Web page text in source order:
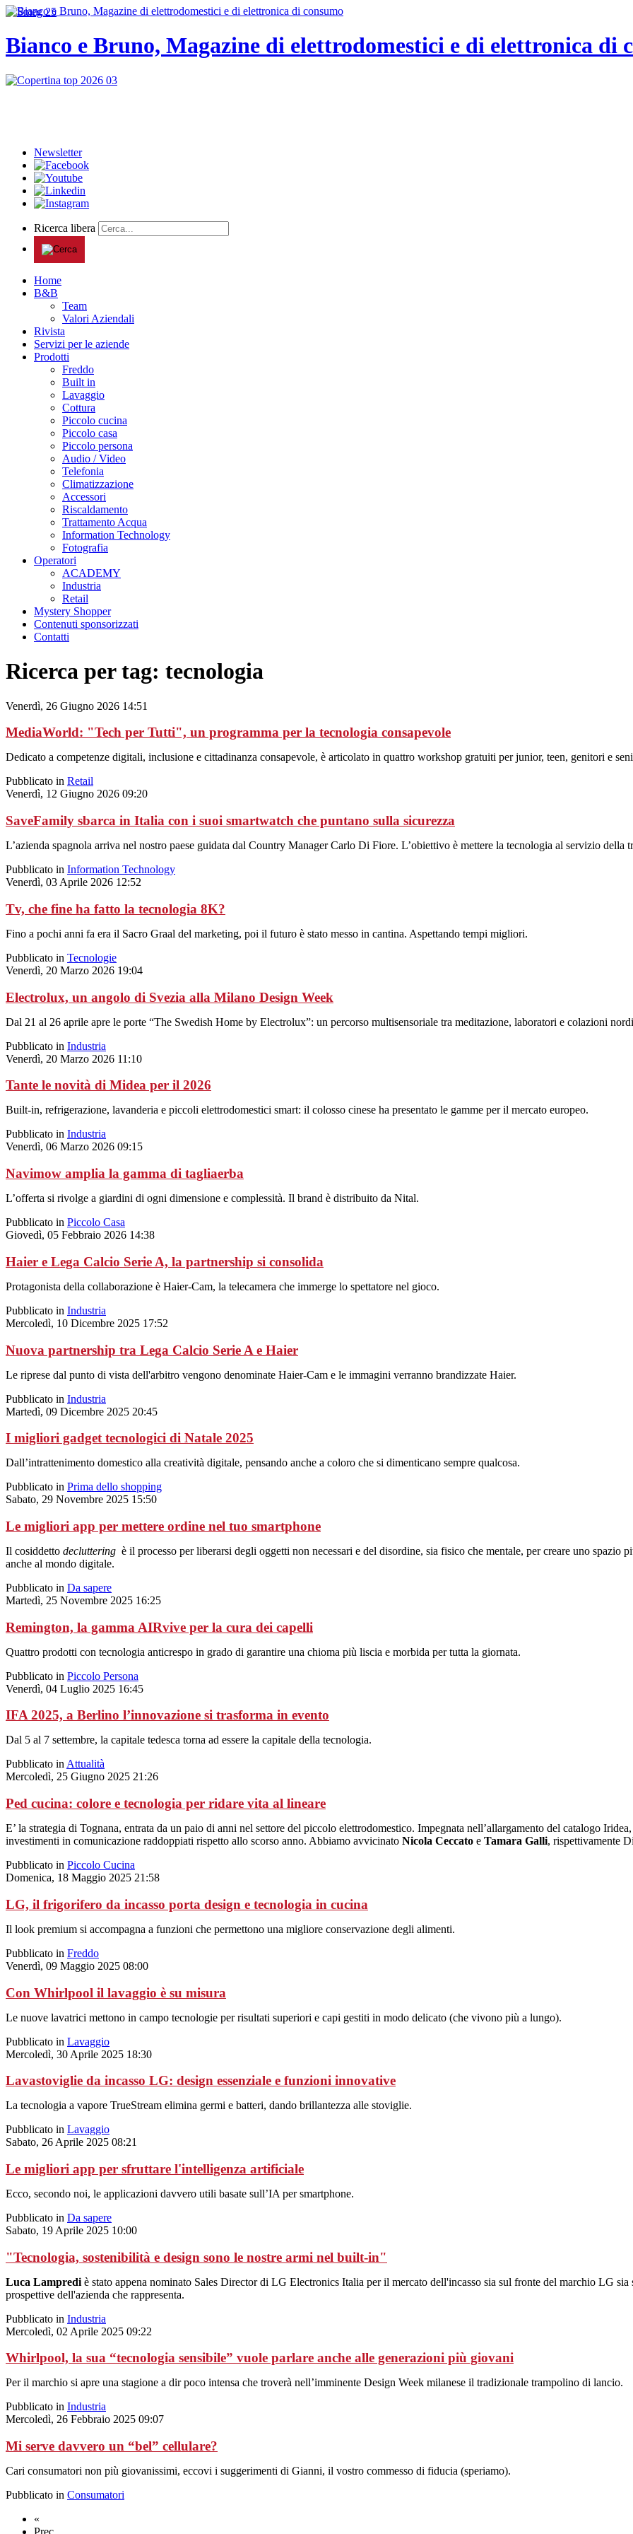
Bianco e Bruno, Magazine di elettrodomestici e di elettronica di
Newsletter
Ricerca libera
Home
B&B
Team
Valori Aziendali
Rivista
Servizi per le aziende
Prodotti
Freddo
Built in
Lavaggio
Cottura
Piccolo cucina
Piccolo casa
Piccolo persona
Audio / Video
Telefonia
Climatizzazione
Accessori
Riscaldamento
Trattamento Acqua
Information Technology
Fotografia
Operatori
ACADEMY
Industria
Retail
Mystery Shopper
Contenuti sponsorizzati
Contatti
Ricerca per tag: tecnologia
Venerdì, 26 Giugno 2026 14:51
MediaWorld: "Tech per Tutti", un programma per la tecnologia consapevole
Dedicato a competenze digitali, inclusione e cittadinanza consapevole, è articolato in quattro workshop gratuiti per junior, teen, genitori e
Pubblicato in Retail
Venerdì, 12 Giugno 2026 09:20
SaveFamily sbarca in Italia con i suoi smartwatch che puntano sulla sicurezza
L’azienda spagnola arriva nel nostro paese guidata dal Country Manager Carlo Di Fiore. L’obiettivo è mettere la tecnologia al servizio
Pubblicato in Information Technology
Venerdì, 03 Aprile 2026 12:52
Tv, che fine ha fatto la tecnologia 8K?
Fino a pochi anni fa era il Sacro Graal del marketing, poi il futuro è stato messo in cantina. Aspettando tempi migliori.
Pubblicato in Tecnologie
Venerdì, 20 Marzo 2026 19:04
Electrolux, un angolo di Svezia alla Milano Design Week
Dal 21 al 26 aprile apre le porte “The Swedish Home by Electrolux”: un percorso multisensoriale tra meditazione, laboratori e colazioni
Pubblicato in Industria
Venerdì, 20 Marzo 2026 11:10
Tante le novità di Midea per il 2026
Built-in, refrigerazione, lavanderia e piccoli elettrodomestici smart: il colosso cinese ha presentato le gamme per il mercato europeo.
Pubblicato in Industria
Venerdì, 06 Marzo 2026 09:15
Navimow amplia la gamma di tagliaerba
L’offerta si rivolge a giardini di ogni dimensione e complessità. Il brand è distribuito da Nital.
Pubblicato in Piccolo Casa
Giovedì, 05 Febbraio 2026 14:38
Haier e Lega Calcio Serie A, la partnership si consolida
Protagonista della collaborazione è Haier-Cam, la telecamera che immerge lo spettatore nel gioco.
Pubblicato in Industria
Mercoledì, 10 Dicembre 2025 17:52
Nuova partnership tra Lega Calcio Serie A e Haier
Le riprese dal punto di vista dell'arbitro vengono denominate Haier-Cam e le immagini verranno brandizzate Haier.
Pubblicato in Industria
Martedì, 09 Dicembre 2025 20:45
I migliori gadget tecnologici di Natale 2025
Dall’intrattenimento domestico alla creatività digitale, pensando anche a coloro che si dimenticano sempre qualcosa.
Pubblicato in Prima dello shopping
Sabato, 29 Novembre 2025 15:50
Le migliori app per mettere ordine nel tuo smartphone
Il cosiddetto decluttering è il processo per liberarsi degli oggetti non necessari e del disordine, sia fisico che mentale, per creare uno spazio
anche al mondo digitale.
Pubblicato in Da sapere
Martedì, 25 Novembre 2025 16:25
Remington, la gamma AIRvive per la cura dei capelli
Quattro prodotti con tecnologia anticrespo in grado di garantire una chioma più liscia e morbida per tutta la giornata.
Pubblicato in Piccolo Persona
Venerdì, 04 Luglio 2025 16:45
IFA 2025, a Berlino l’innovazione si trasforma in evento
Dal 5 al 7 settembre, la capitale tedesca torna ad essere la capitale della tecnologia.
Pubblicato in Attualità
Mercoledì, 25 Giugno 2025 21:26
Ped cucina: colore e tecnologia per ridare vita al lineare
E’ la strategia di Tognana, entrata da un paio di anni nel settore del piccolo elettrodomestico. Impegnata nell’allargamento del catalogo
investimenti in comunicazione raddoppiati rispetto allo scorso anno. Abbiamo avvicinato Nicola Ceccato e Tamara Galli, rispettivamente
Pubblicato in Piccolo Cucina
Domenica, 18 Maggio 2025 21:58
LG, il frigorifero da incasso porta design e tecnologia in cucina
Il look premium si accompagna a funzioni che permettono una migliore conservazione degli alimenti.
Pubblicato in Freddo
Venerdì, 09 Maggio 2025 08:00
Con Whirlpool il lavaggio è su misura
Le nuove lavatrici mettono in campo tecnologie per risultati superiori e capi gestiti in modo delicato (che vivono più a lungo).
Pubblicato in Lavaggio
Mercoledì, 30 Aprile 2025 18:30
Lavastoviglie da incasso LG: design essenziale e funzioni innovative
La tecnologia a vapore TrueStream elimina germi e batteri, dando brillantezza alle stoviglie.
Pubblicato in Lavaggio
Sabato, 26 Aprile 2025 08:21
Le migliori app per sfruttare l'intelligenza artificiale
Ecco, secondo noi, le applicazioni davvero utili basate sull’IA per smartphone.
Pubblicato in Da sapere
Sabato, 19 Aprile 2025 10:00
"Tecnologia, sostenibilità e design sono le nostre armi nel built-in"
Luca Lampredi è stato appena nominato Sales Director di LG Electronics Italia per il mercato dell'incasso sia sul fronte del marchio LG
prospettive dell'azienda che rappresenta.
Pubblicato in Industria
Mercoledì, 02 Aprile 2025 09:22
Whirlpool, la sua “tecnologia sensibile” vuole parlare anche alle generazioni più giovani
Per il marchio si apre una stagione a dir poco intensa che troverà nell’imminente Design Week milanese il tradizionale trampolino di lancio.
Pubblicato in Industria
Mercoledì, 26 Febbraio 2025 09:07
Mi serve davvero un “bel” cellulare?
Cari consumatori non più giovanissimi, eccovi i suggerimenti di Gianni, il vostro commesso di fiducia (speriamo).
Pubblicato in Consumatori
«